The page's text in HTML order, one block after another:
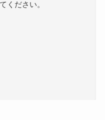
ください。